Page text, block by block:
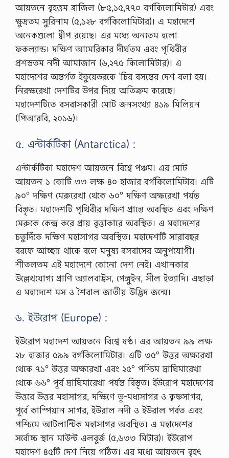
আয়তনে বৃহত্তম ব্রাজিল (৮৫,১৫,৭৭০ বর্গকিলোমিটার) এবং
ক্ষুদ্রতম সুরিনাম (৫,১২৮ বর্গকিলোমিটার)। এ মহাদেশে
অনেকগুলো দ্বীপ রয়েছে। এর মধ্যে অন্যতম হলো
ফকল্যান্ড। দক্ষিণ আমেরিকার দীর্ঘতম এবং পৃথিবীর
প্রশস্ততম নদী আমাজান (৬,২৭৫ কিলোমিটার)। এ
মহাদেশের অন্তর্গত ইকুয়েডরকে ‘চির বসন্তের দেশ বলা হয়।
নিরক্ষরেখা দেশটির উপর দিয়ে অতিক্রম করেছে।
মহাদেশটিতে বসবাসকারী মোট জনসংখ্যা ৪১৯ মিলিয়ন
(পিআরবি, ২০১৬)।
৫. এন্টার্কটিকা (Antarctica) :
এন্টার্কটিকা মহাদেশ আয়তনে বিশ্বে পঞ্চম। এর মোট
আয়তন ১ কোটি ৩৩ লক্ষ ৪০ হাজার বর্গকিলোমিটার। এটি
৯০° দক্ষিণ মেরুরেখা থেকে ৬০° দক্ষিণ অক্ষরেখা পর্যন্ত
বিস্তৃত। মহাদেশটি পৃথিবীর দক্ষিণ প্রান্তে অবস্থিত এবং দক্ষিণ
মেরুকে কেন্দ্র করে প্রায় বৃত্তাকারে অবস্থিত। এ মহাদেশের
চতুর্দিকে দক্ষিণ মহাসাগর অবস্থিত। মহাদেশটি সারাবছর
বরফে আচ্ছন্ন থাকে বলে মনুষ্য বসবাসের অনুপযোগী।
শীতলতম এই মহাদেশে কোনো দেশ নেই। এখানকার
উল্লেখযোগ্য প্রাণি অ্যালবাট্রস, পেঙ্গুইন, সীল ইত্যাদি। এছাড়া
এ মহাদেশে মস ও শৈবাল জাতীয় উদ্ভিদ জন্মে।
৬. ইউরোপ (Europe) :
ইউরোপ মহাদেশ আয়তনে বিশ্বে ষষ্ঠ। এর আয়তন ৯৯ লক্ষ
২৮ হাজার ৫৯৯ বর্গকিলোমিটার। এটি ৩৫° উত্তর অক্ষরেখা
থেকে ৭১° উত্তর অক্ষরেখা এবং ২৫° পশ্চিম দ্রাঘিমারেখা
থেকে ৬৬° পূর্ব দ্রাঘিমারেখা পর্যন্ত বিস্তৃত। ইউরোপ মহাদেশের
উত্তরে উত্তর মহাসাগর, দক্ষিণে ভূ-মধ্যসাগর ও কৃষ্ণসাগর,
পূর্বে কাস্পিয়ান সাগর, ইউরাল নদী ও ইউরাল পর্বত এবং
পশ্চিমে আটলান্টিক মহাসাগর অবস্থিত। এ মহাদেশের
সর্বোচ্চ স্থান মাউন্ট এলবুর্জ (৫,৬৩৩ মিটার)। ইউরোপ
মহাদেশ ৪৫টি দেশ নিয়ে গঠিত। এর মধ্যে আয়তনে বৃহৎ